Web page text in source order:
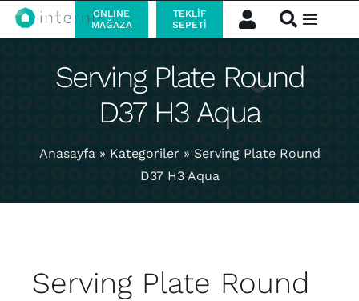
Skip
Toggle
Kurumsal
Ürünler
ONLINE
MAĞAZA
TEKLIF
SEPETI
Serving Plate Round
D37 H3 Aqua
Anasayfa» Kategoriler » Serving Plate Round
D37 H3 Aqua
Serving Plate Round